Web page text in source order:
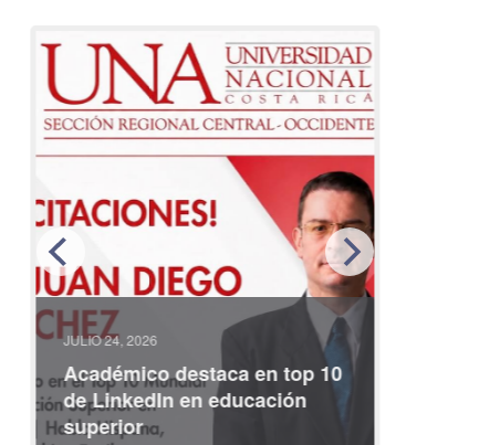
JULIO 24, 2026
Académico destaca en top 10
de LinkedIn en educación
superior